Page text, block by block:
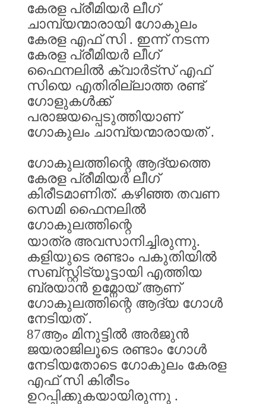
കേരള പ്രീമിയർ ലീഗ്
ചാമ്പ്യന്മാരായി ഗോകുലം
കേരള എഫ് സി . ഇന്ന് നടന്ന
കേരള പ്രീമിയർ ലീഗ്
ഫൈനലിൽ ക്വാർട്സ് എഫ്
സിയെ എതിരില്ലാത്ത രണ്ട്
ഗോളുകൾക്ക്
പരാജയപ്പെടുത്തിയാണ്
ഗോകുലം ചാമ്പ്യന്മാരായത്.
ഗോകുലത്തിന്റെ ആദ്യത്തെ
കേരള പ്രീമിയർ ലീഗ്
കിരീടമാണിത്. കഴിഞ്ഞ തവണ
സെമി ഫൈനലിൽ
ഗോകുലത്തിന്റെ
യാത്ര അവസാനിച്ചിരുന്നു.
കളിയുടെ രണ്ടാം പകുതിയിൽ
സബ്സ്റ്റിട്യൂട്ടായി എത്തിയ
ബ്രയാൻ ഉമ്നോയ് ആണ്
ഗോകുലത്തിന്റെ ആദ്യ ഗോൾ
നേടിയത്.
87ആം മിനുട്ടിൽ അർജുൻ
ജയരാജിലൂടെ രണ്ടാം ഗോൾ
നേടിയതോടെ ഗോകുലം കേരള
എഫ് സി കിരീടം
ഉറപ്പിക്കുകയായിരുന്നു .